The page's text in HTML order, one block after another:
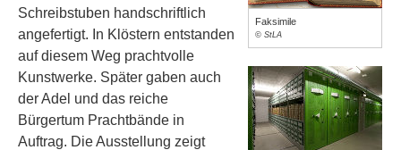
Faksimile
© StLA
Schreibstuben handschriftlich
angefertigt. In Klöstern entstanden
auf diesem Weg prachtvolle
Kunstwerke. Später gaben auch
der Adel und das reiche
Bürgertum Prachtbände in
Auftrag. Die Ausstellung zeigt